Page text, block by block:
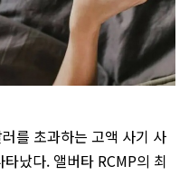
를 초과하는 고액 사기 사
났다. 앨버타 RCMP의 최